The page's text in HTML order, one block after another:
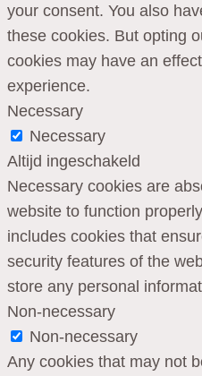
your consent. You also
these cookies. But opting
cookies may have an
experience.
Necessary
Necessary
Altijd ingeschakeld
Necessary cookies are
website to function
includes cookies that
security features of the
store any personal
Non-necessary
Non-necessary
Any cookies that may not